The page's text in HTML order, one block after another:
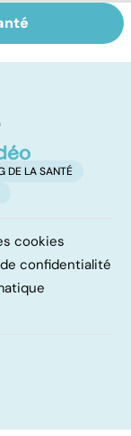
: tout
la
DE LA SANTÉ
cookies
confidentialité